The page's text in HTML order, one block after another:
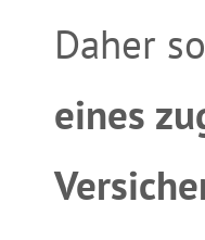
Daher
eines